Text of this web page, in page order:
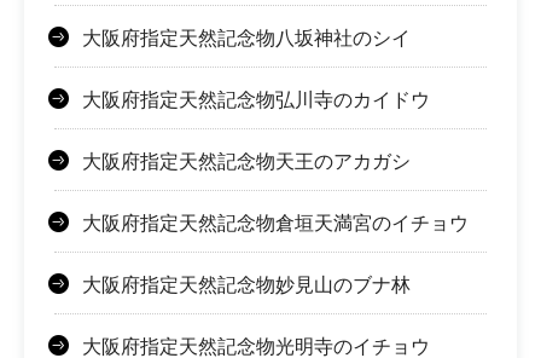
大阪府指定天然記念物八坂神社のシイ
大阪府指定天然記念物弘川寺のカイドウ
大阪府指定天然記念物天王のアカガシ
大阪府指定天然記念物倉垣天満宮のイチョウ
大阪府指定天然記念物妙見山のブナ林
大阪府指定天然記念物光明寺のイチョウ